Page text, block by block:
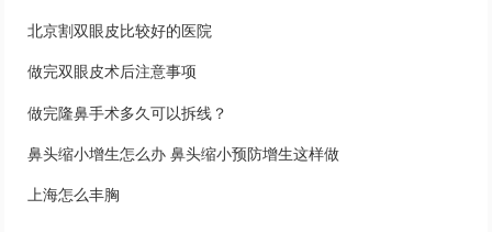
北京割双眼皮比较好的医院
做完双眼皮术后注意事项
做完隆鼻手术多久可以拆线？
鼻头缩小增生怎么办 鼻头缩小预防增生这样做
上海怎么丰胸